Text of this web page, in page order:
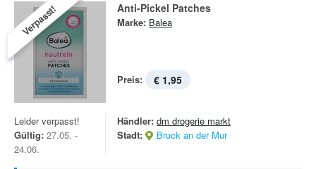
Verpasst! Anti-Pickel Patches
Marke: Balea
Preis: € 1,95
Leider verpasst!
Gültig: 27.05. -
24.06.
Händler: dm drogerie markt
Stadt:
Bruck an der Mur